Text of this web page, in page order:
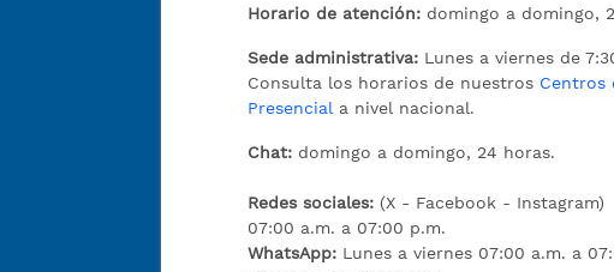
Horario de atención: domingo a domingo,
Sede administrativa: Lunes a viernes de
Consulta los horarios de nuestros Centros
Presencial a nivel nacional.
Chat: domingo a domingo, 24 horas.
Redes sociales: (X - Facebook -
07:00 a.m. a 07:00 p.m.
WhatsApp: Lunes a viernes 07:00 a.m. a